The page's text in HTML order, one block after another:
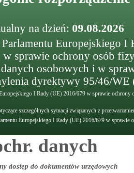
na dzień: 09.08.2026
Parlamentu Europejskiego
sprawie ochrony osób
osobowych i w
dyrektywy 95/46/WE
I Rady (UE) 2016/679 w sprawie
szczególnych sytuacji związanych z
Europejskiego I Rady (UE) 2016/679 w
danych
dostęp do dokumentów urzędowych